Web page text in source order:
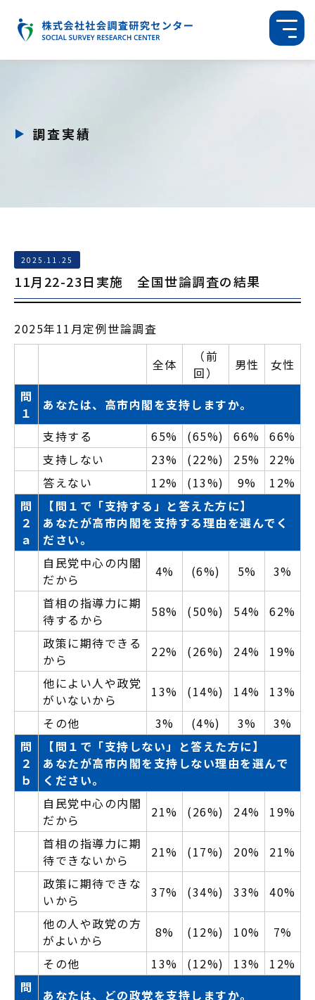
調査実績
2025.11.25
11月22-23日実施 全国世論調査の結果
2025年11月定例世論調査
全体
（前
回）
男性
女性
問
１
あなたは、高市内閣を支持しますか。
支持する
65% (65%) 66%
66%
支持しない
23% (22%) 25%
22%
答えない
12% (13%) 9%
12%
問
２
ａ
【問１で「支持する」と答えた方に】
あなたが高市内閣を支持する理由を選んでく
ださい。
自民党中心の内閣
だから
4% (6%) 5%
3%
首相の指導力に期
待するから
58% (50%) 54%
62%
政策に期待できる
から
22% (26%) 24%
19%
他によい人や政党
がいないから
13% (14%) 14%
13%
その他
3% (4%) 3%
3%
問
２
ｂ
【問１で「支持しない」と答えた方に】
あなたが高市内閣を支持しない理由を選んで
ください。
自民党中心の内閣
だから
21% (26%) 24%
19%
首相の指導力に期
待できないから
21% (17%) 20%
21%
政策に期待できな
いから
37% (34%) 33%
40%
他の人や政党の方
がよいから
8% (12%) 10%
7%
その他
13% (12%) 13%
12%
問
あなたは、どの政党を支持しますか。